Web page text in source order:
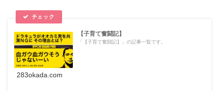
【子育て奮闘記】
「【子育て奮闘記】」の記事一覧です。
283okada.com